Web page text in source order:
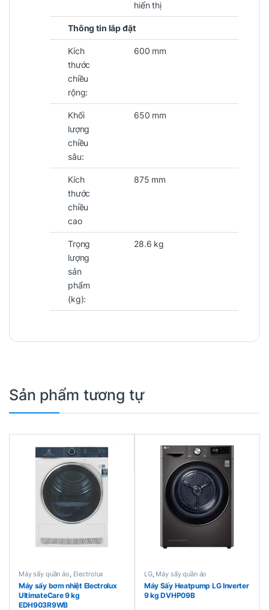
hiển thị
Thông tin lắp đặt
Kích
thước
chiều
rộng:
600 mm
Khối
lượng
chiều
sâu:
650 mm
Kích
thước
chiều
cao
875 mm
Trọng
lượng
sản
phẩm
(kg):
28.6 kg
Sản phẩm tương tự
Máy sấy quần áo, Electrolux
Máy sấy bơm nhiệt Electrolux
UltimateCare 9 kg
EDH903R9WB
LG, Máy sấy quần áo
Máy Sấy Heatpump LG Inverter
9 kg DVHP09B